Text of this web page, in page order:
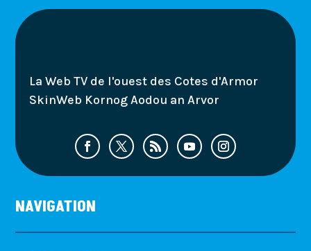
La Web TV de l'ouest des Cotes d'Armor
SkinWeb Kornog Aodou an Arvor
NAVIGATION